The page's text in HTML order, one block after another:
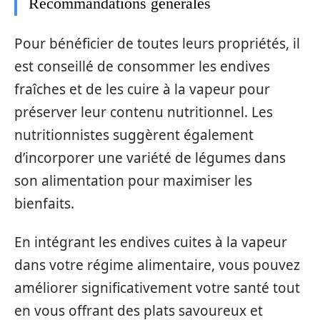
Pour bénéficier de toutes leurs propriétés, il
est conseillé de consommer les endives
fraîches et de les cuire à la vapeur pour
préserver leur contenu nutritionnel. Les
nutritionnistes suggèrent également
d’incorporer une variété de légumes dans
son alimentation pour maximiser les
bienfaits.
En intégrant les endives cuites à la vapeur
dans votre régime alimentaire, vous pouvez
améliorer significativement votre santé tout
en vous offrant des plats savoureux et